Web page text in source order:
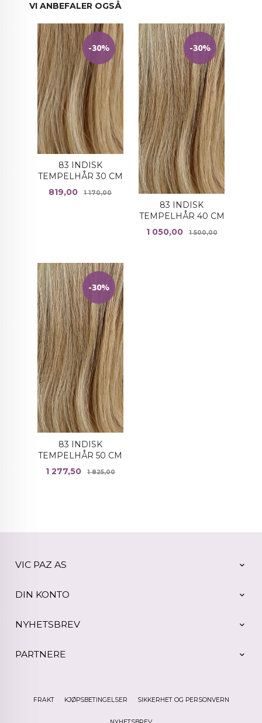
VI ANBEFALER OGSÅ
83 INDISK
TEMPELHÅR 30 CM
Tilbud
819,00 1 170,00Rabatt
-30%
83 INDISK
TEMPELHÅR 40 CM
Tilbud
1 050,00 1 500,00Rabatt
-30%
83 INDISK
TEMPELHÅR 50 CM
Tilbud
1 277,50 1 825,00Rabatt
-30%
VIC PAZ AS
DIN KONTO
NYHETSBREV
PARTNERE
FRAKT KJØPSBETINGELSER SIKKERHET OG PERSONVERN